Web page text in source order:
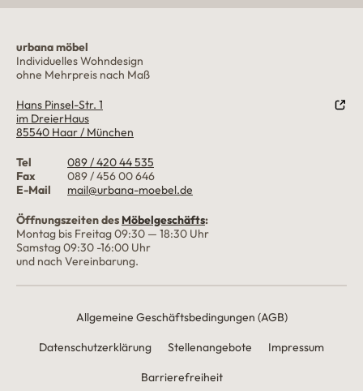
urbana möbel
Individuelles Wohndesign
ohne Mehrpreis nach Maß
Hans Pinsel-Str. 1
im DreierHaus
85540 Haar / München
Tel
089 / 420 44 535
Fax
089 / 456 00 646
E-Mail
mail@urbana-moebel.de
Öffnungszeiten des Möbelgeschäfts:
Montag bis Freitag 09:30 — 18:30 Uhr
Samstag 09:30 -16:00 Uhr
und nach Vereinbarung.
Allgemeine Geschäftsbedingungen (AGB)
Datenschutzerklärung Stellenangebote Impressum
Barrierefreiheit